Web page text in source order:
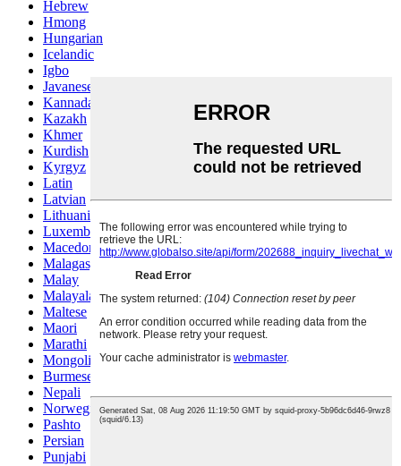
Hebrew
Hmong
Hungarian
Icelandic
Igbo
Javanese
Kannada
Kazakh
Khmer
Kurdish
Kyrgyz
Latin
Latvian
Lithuanian
Luxembou..
Macedonian
Malagasy
Malay
Malayalam
Maltese
Maori
Marathi
Mongolian
Burmese
Nepali
Norwegian
Pashto
Persian
Punjabi